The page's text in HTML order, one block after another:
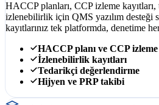
HACCP planları, CCP izleme
izlenebilirlik için QMS yazılım desteği
kayıtlarınız tek platformda, denetime
HACCP planı ve CCP izleme
İzlenebilirlik kayıtları
Tedarikçi değerlendirme
Hijyen ve PRP takibi